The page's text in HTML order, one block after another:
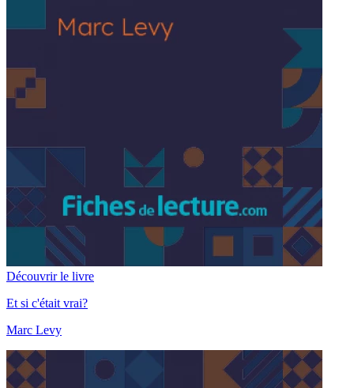
Découvrir le livre
Et si c'était vrai?
Marc Levy